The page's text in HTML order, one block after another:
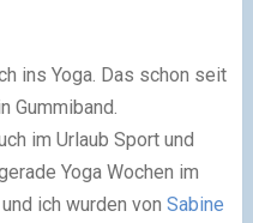
ins Yoga. Das schon seit
Gummiband.
im Urlaub Sport und
Yoga Wochen im
und ich wurden von Sabine